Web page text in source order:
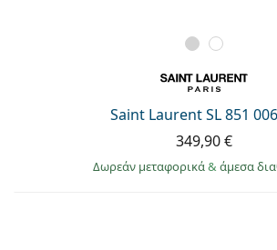
Saint Laurent SL 851
349,90 €
Δωρεάν μεταφορικά& άμεσα